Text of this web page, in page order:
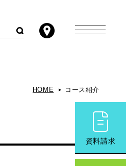
資料請求
HOME コース紹介